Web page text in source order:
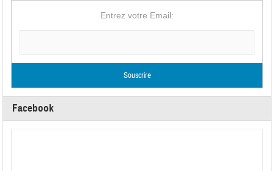
Entrez votre Email:
Facebook